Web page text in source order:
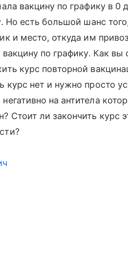
вакцину по графику в 0
Но есть большой шанс
и место, откуда им
по графику. Как вы
курс повторной
нет и нужно просто
на антитела
Стоит ли закончить курс